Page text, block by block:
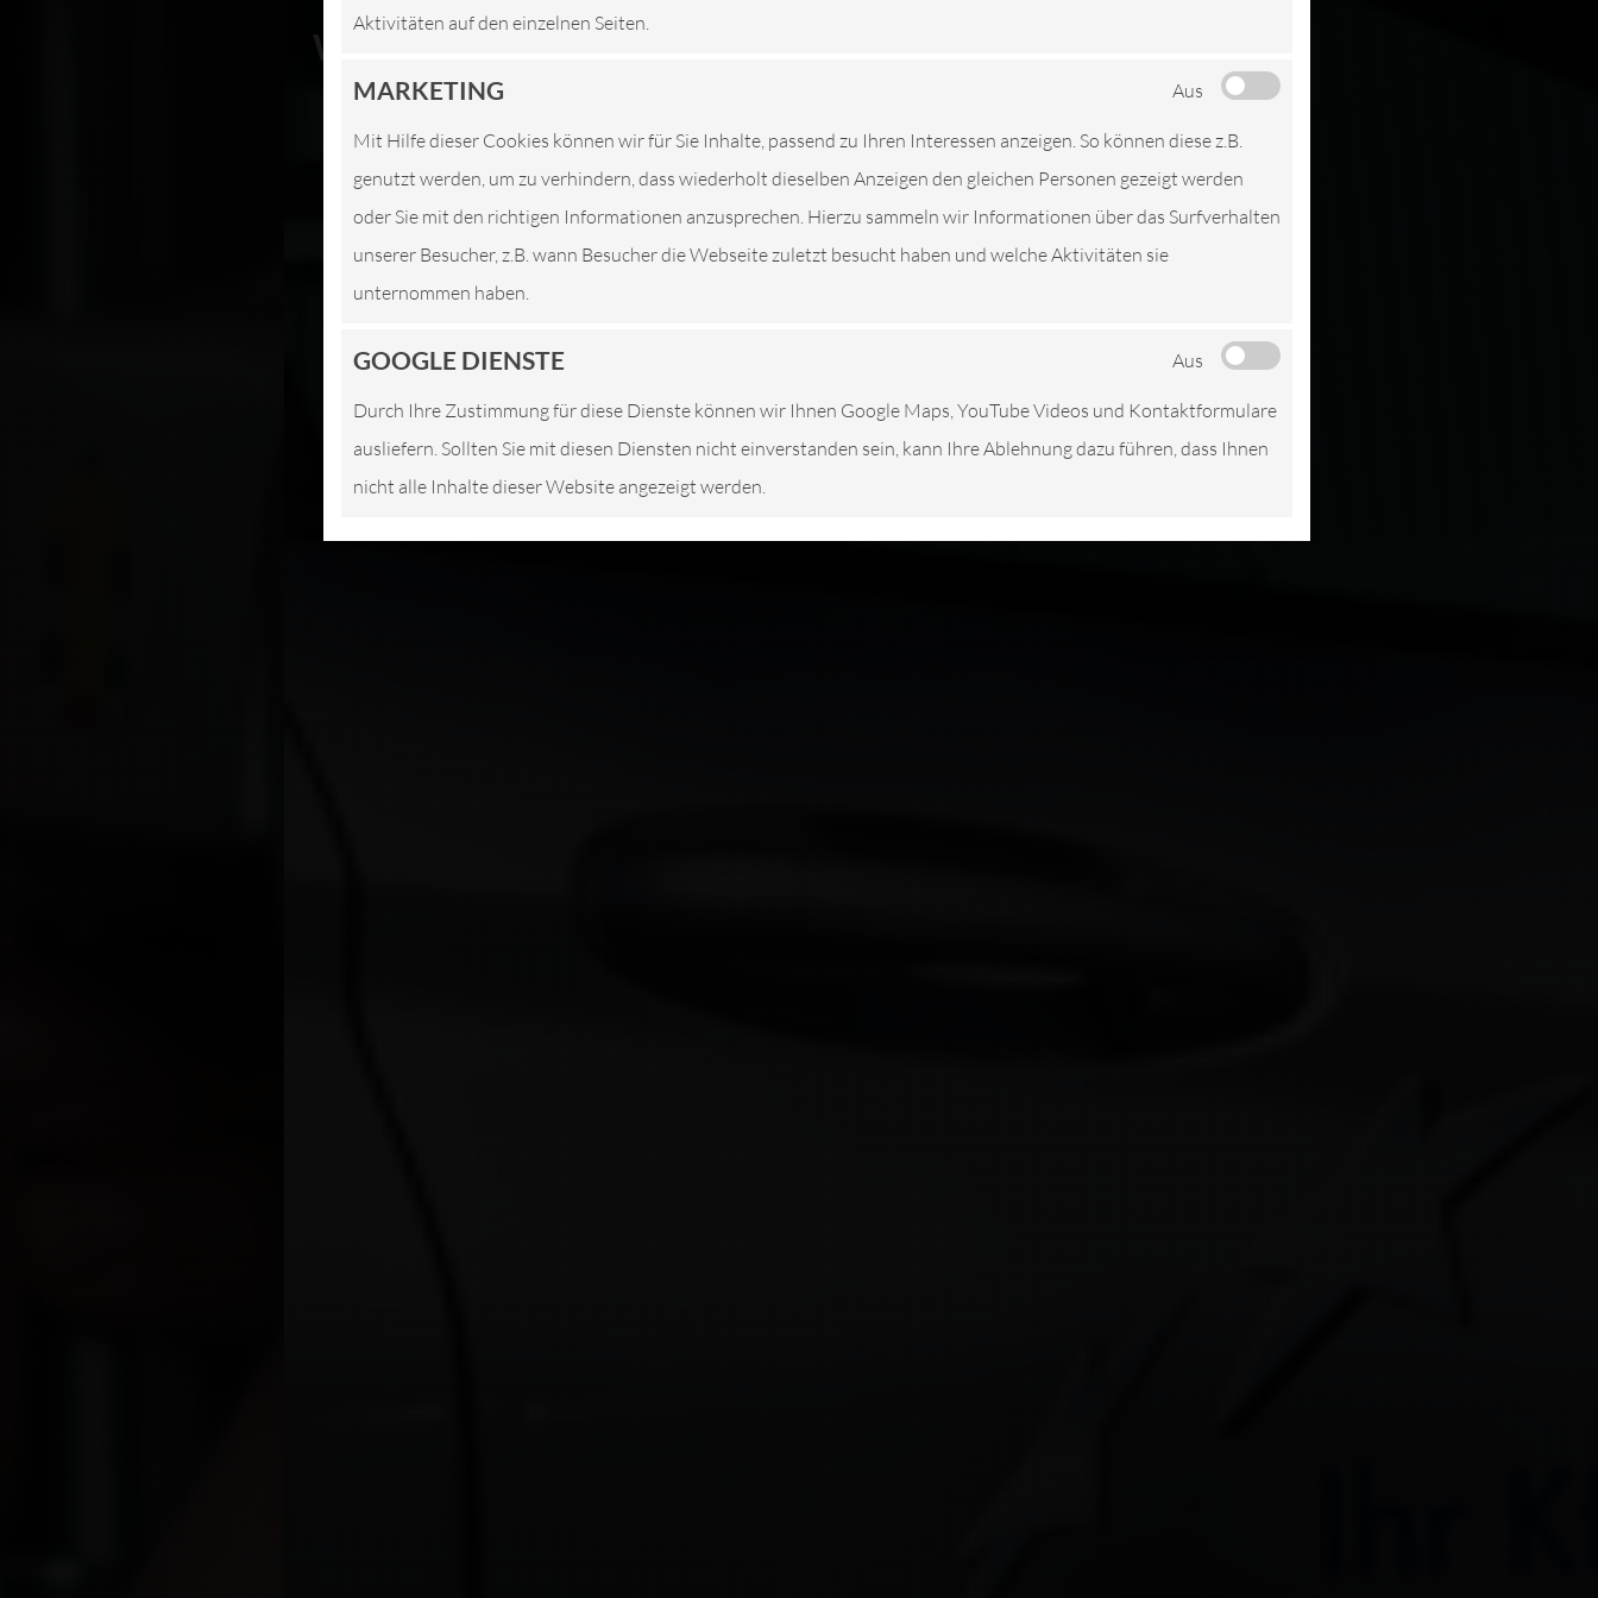
WIR SIND IHR PARTNER FÜR AUTOTEILE UND REPARATUR
Aktivitäten auf den einzelnen Seiten.
MARKETING Aus
Mit Hilfe dieser Cookies können wir für Sie Inhalte, passend zu Ihren Interessen anzeigen. So können diese z.B.
genutzt werden, um zu verhindern, dass wiederholt dieselben Anzeigen den gleichen Personen gezeigt werden
oder Sie mit den richtigen Informationen anzusprechen. Hierzu sammeln wir Informationen über das Surfverhalten
unserer Besucher, z.B. wann Besucher die Webseite zuletzt besucht haben und welche Aktivitäten sie
unternommen haben.
GOOGLE DIENSTE Aus
Durch Ihre Zustimmung für diese Dienste können wir Ihnen Google Maps, YouTube Videos und Kontaktformulare
ausliefern. Sollten Sie mit diesen Diensten nicht einverstanden sein, kann Ihre Ablehnung dazu führen, dass Ihnen
nicht alle Inhalte dieser Website angezeigt werden.